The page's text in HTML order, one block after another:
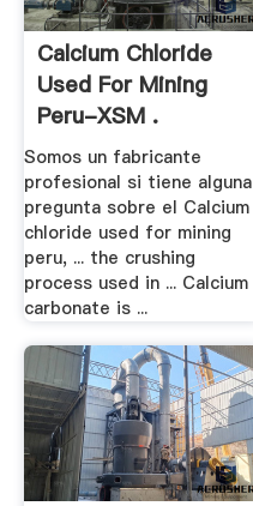
Calcium Chloride
Used For Mining
Peru-XSM .
Somos un fabricante
profesional si tiene alguna
pregunta sobre el Calcium
chloride used for mining
peru, ... the crushing
process used in ... Calcium
carbonate is ...